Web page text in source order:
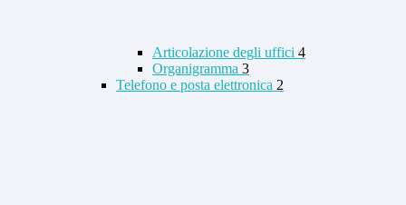
Articolazione degli uffici 4
Organigramma 3
Telefono e posta elettronica 2